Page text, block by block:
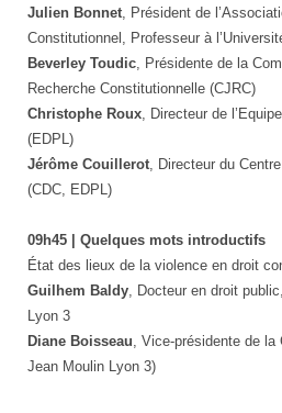
Julien Bonnet , Président de
Constitutionnel, Professeur à
Beverley Toudic , Présidente de la
Recherche Constitutionnelle (CJRC)
Christophe Roux , Directeur de
(EDPL)
Jérôme Couillerot , Directeur du
(CDC, EDPL)
09h45 | Quelques mots introductifs
État des lieux de la violence en droit
Guilhem Baldy , Docteur en droit
Lyon 3
Diane Boisseau , Vice-présidente de
Jean Moulin Lyon 3)